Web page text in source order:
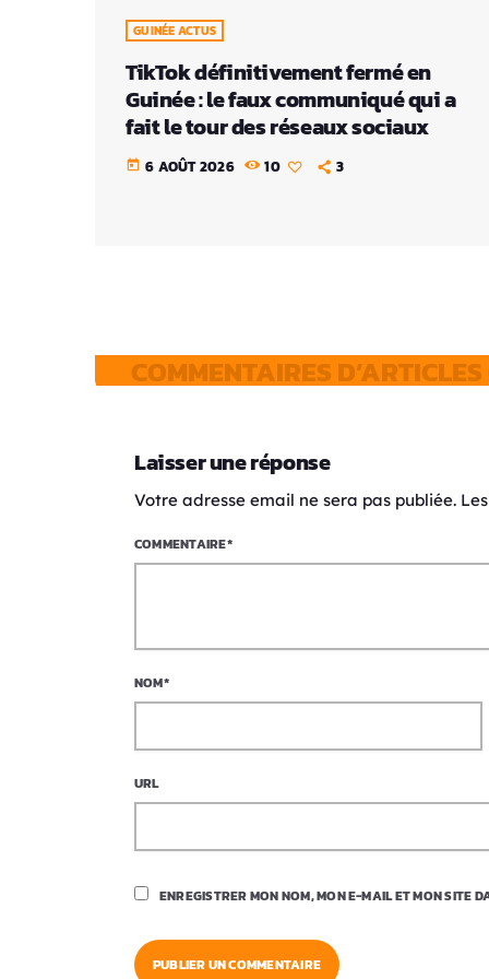
GUINÉE ACTUS
TikTok définitivement fermé en
Guinée : le faux communiqué qui a
fait le tour des réseaux sociaux
today 6 AOÛT 2026 10 3
COMMENTAIRES
Laisser une réponse
Votre adresse email ne sera pas publiée.
COMMENTAIRE*
NOM*
URL
ENREGISTRER MON NOM, MON E-MAIL ET MON SITE